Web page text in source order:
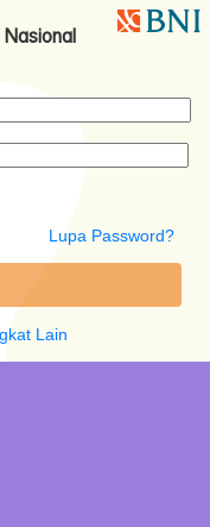
Lupa Password?
Lain